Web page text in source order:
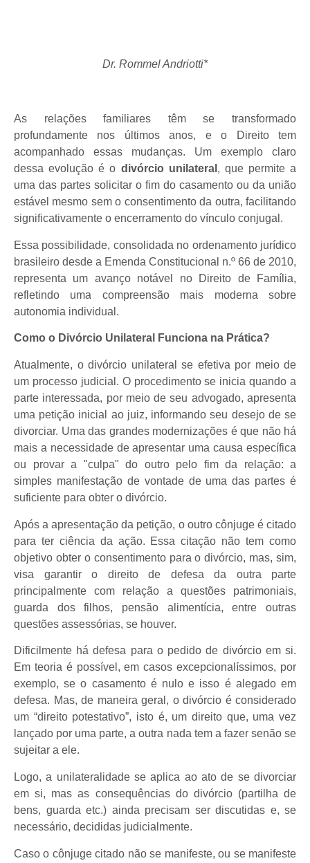
Dr. Rommel Andriotti*
As relações familiares têm se transformado
profundamente nos últimos anos, e o Direito tem
acompanhado essas mudanças. Um exemplo claro
dessa evolução é o divórcio unilateral , que permite a
uma das partes solicitar o fim do casamento ou da união
estável mesmo sem o consentimento da outra, facilitando
significativamente o encerramento do vínculo conjugal.
Essa possibilidade, consolidada no ordenamento jurídico
brasileiro desde a Emenda Constitucional n.º 66 de 2010,
representa um avanço notável no Direito de Família,
refletindo uma compreensão mais moderna sobre
autonomia individual.
Como o Divórcio Unilateral Funciona na Prática?
Atualmente, o divórcio unilateral se efetiva por meio de
um processo judicial. O procedimento se inicia quando a
parte interessada, por meio de seu advogado, apresenta
uma petição inicial ao juiz, informando seu desejo de se
divorciar. Uma das grandes modernizações é que não há
mais a necessidade de apresentar uma causa específica
ou provar a "culpa" do outro pelo fim da relação: a
simples manifestação de vontade de uma das partes é
suficiente para obter o divórcio.
Após a apresentação da petição, o outro cônjuge é citado
para ter ciência da ação. Essa citação não tem como
objetivo obter o consentimento para o divórcio, mas, sim,
visa garantir o direito de defesa da outra parte
principalmente com relação a questões patrimoniais,
guarda dos filhos, pensão alimentícia, entre outras
questões assessórias, se houver.
Dificilmente há defesa para o pedido de divórcio em si.
Em teoria é possível, em casos excepcionalíssimos, por
exemplo, se o casamento é nulo e isso é alegado em
defesa. Mas, de maneira geral, o divórcio é considerado
um “direito potestativo”, isto é, um direito que, uma vez
lançado por uma parte, a outra nada tem a fazer senão se
sujeitar a ele.
Logo, a unilateralidade se aplica ao ato de se divorciar
em si, mas as consequências do divórcio (partilha de
bens, guarda etc.) ainda precisam ser discutidas e, se
necessário, decididas judicialmente.
Caso o cônjuge citado não se manifeste, ou se manifeste